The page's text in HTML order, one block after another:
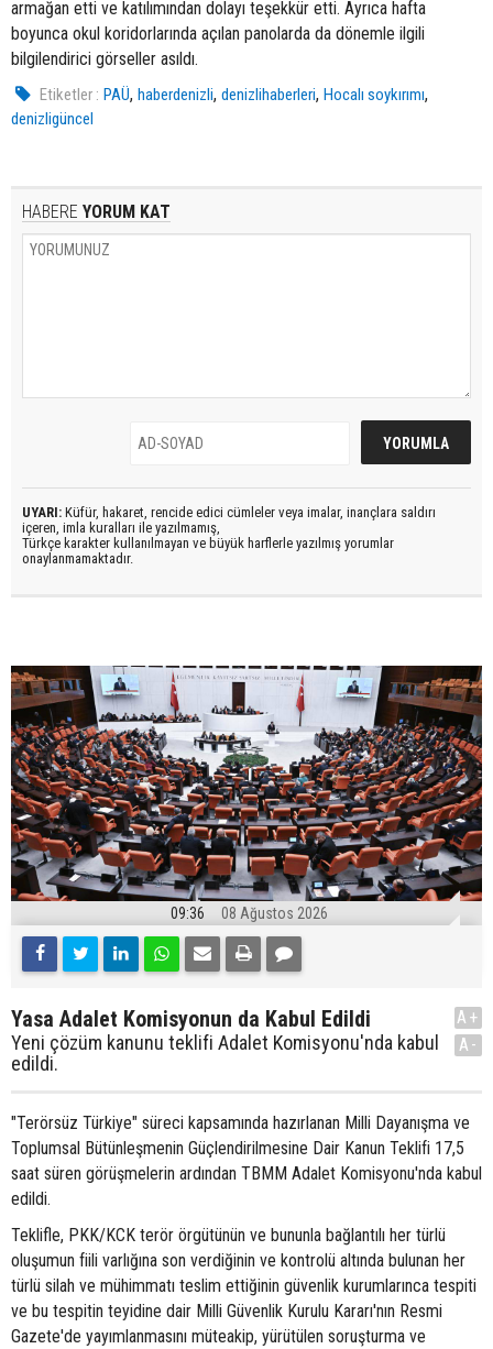
armağan etti ve katılımından dolayı teşekkür etti. Ayrıca hafta
boyunca okul koridorlarında açılan panolarda da dönemle ilgili
bilgilendirici görseller asıldı.
Etiketler : PAÜ,haberdenizli,denizlihaberleri,Hocalı soykırımı,
denizligüncel
HABERE YORUM KAT
UYARI: Küfür, hakaret, rencide edici cümleler veya imalar, inançlara saldırı
içeren, imla kuralları ile yazılmamış,
Türkçe karakter kullanılmayan ve büyük harflerle yazılmış yorumlar
onaylanmamaktadır.
09:36 08 Ağustos 2026
Yasa Adalet Komisyonun da Kabul Edildi
Yeni çözüm kanunu teklifi Adalet Komisyonu'nda kabul
edildi.
A+
A-
"Terörsüz Türkiye" süreci kapsamında hazırlanan Milli Dayanışma ve
Toplumsal Bütünleşmenin Güçlendirilmesine Dair Kanun Teklifi 17,5
saat süren görüşmelerin ardından TBMM Adalet Komisyonu'nda kabul
edildi.
Teklifle, PKK/KCK terör örgütünün ve bununla bağlantılı her türlü
oluşumun fiili varlığına son verdiğinin ve kontrolü altında bulunan her
türlü silah ve mühimmatı teslim ettiğinin güvenlik kurumlarınca tespiti
ve bu tespitin teyidine dair Milli Güvenlik Kurulu Kararı'nın Resmi
Gazete'de yayımlanmasını müteakip, yürütülen soruşturma ve